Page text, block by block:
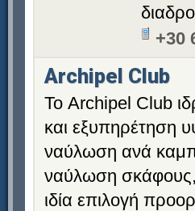
+30
Archipel Club
Το Archipel Club
και εξυπηρέτηση
ναύλωση ανά
ναύλωση σκάφους,
ιδία επιλογή